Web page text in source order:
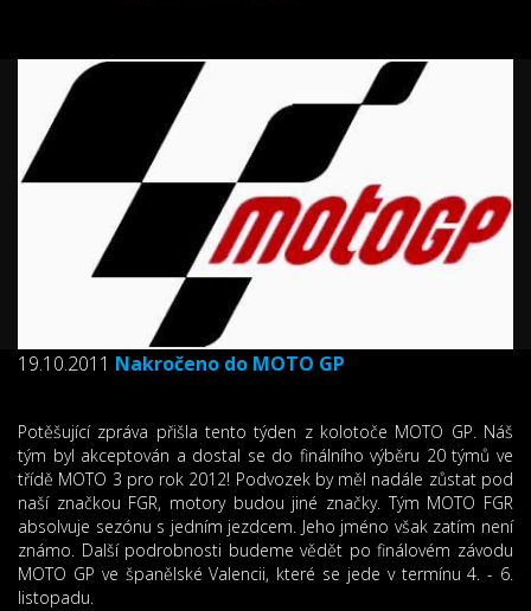
19.10.2011 Nakročeno do MOTO GP
Potěšující zpráva přišla tento týden z kolotoče MOTO GP. Náš
tým byl akceptován a dostal se do finálního výběru 20 týmů ve
třídě MOTO 3 pro rok 2012! Podvozek by měl nadále zůstat pod
naší značkou FGR, motory budou jiné značky. Tým MOTO FGR
absolvuje sezónu s jedním jezdcem. Jeho jméno však zatím není
známo. Další podrobnosti budeme vědět po finálovém závodu
MOTO GP ve španělské Valencii, které se jede v termínu 4. - 6.
listopadu.